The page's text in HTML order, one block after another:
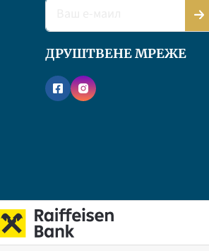
ДРУШТВЕНЕ МРЕЖЕ